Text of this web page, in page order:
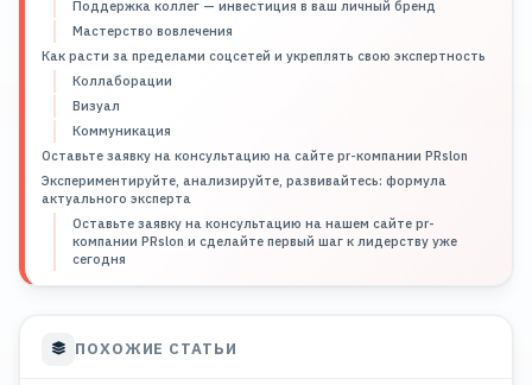
Поддержка коллег — инвестиция в ваш личный бренд
Мастерство вовлечения
Как расти за пределами соцсетей и укреплять свою экспертность
Коллаборации
Визуал
Коммуникация
Оставьте заявку на консультацию на сайте pr-компании PRslon
Экспериментируйте, анализируйте, развивайтесь: формула
актуального эксперта
Оставьте заявку на консультацию на нашем сайте pr-
компании PRslon и сделайте первый шаг к лидерству уже
сегодня
ПОХОЖИЕ СТАТЬИ